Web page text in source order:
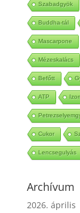
Szabadgyök
Buddha-tál
Mascarpone
Mézeskalács
Befőtt
ATP
Cukor
Lencsegulyás
Archívum
2026. április